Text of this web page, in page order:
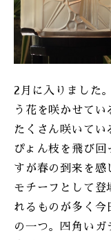
2月に入りました
う花を咲かせて
たくさん咲いてい
ぴょん枝を飛び回
すが春の到来を感
モチーフとして登
れるものが多く今
の一つ。四角いガ